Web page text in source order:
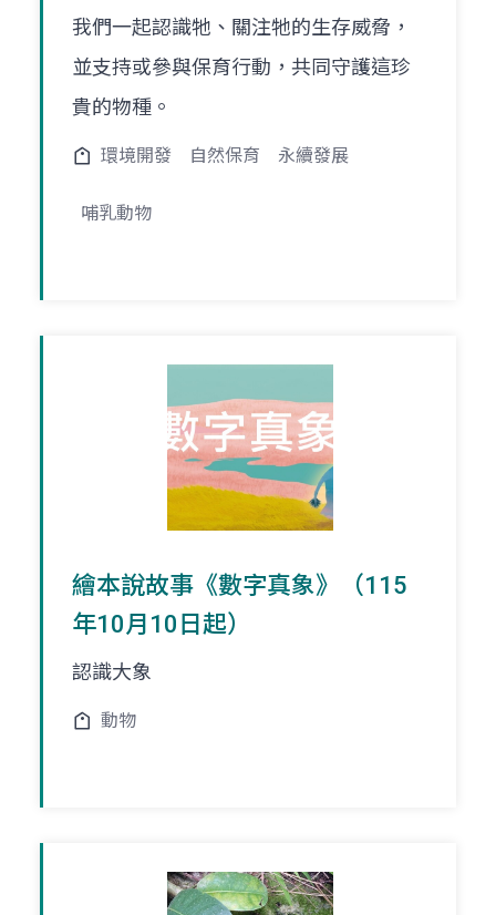
我們一起認識牠、關注牠的生存威脅，
並支持或參與保育行動，共同守護這珍
貴的物種。
環境開發 自然保育 永續發展
哺乳動物
繪本說故事《數字真象》（115
年10月10日起）
認識大象
動物